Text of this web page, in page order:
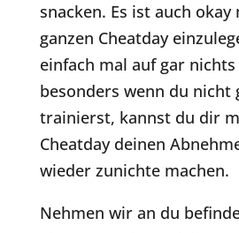
snacken. Es ist auch okay
ganzen Cheatday
einfach mal auf gar
besonders wenn du nicht
trainierst, kannst du dir
Cheatday deinen
wieder zunichte machen.
Nehmen wir an du